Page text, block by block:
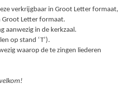
verkrijgbaar in Groot Letter formaat,
Groot Letter formaat.
aanwezig in de kerkzaal.
op stand ‘T’).
waarop de te zingen liederen